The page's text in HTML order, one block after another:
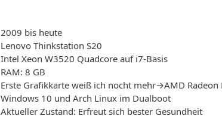
2009 bis heute
Lenovo Thinkstation S20
Intel Xeon W3520 Quadcore auf i7-Basis
RAM: 8 GB
Erste Grafikkarte weiß ich nocht mehr→AMD
Windows 10 und Arch Linux im Dualboot
Aktueller Zustand: Erfreut sich bester Gesundheit